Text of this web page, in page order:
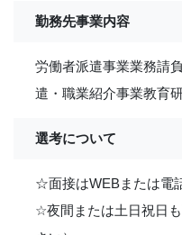
勤務先事業内容
労働者派遣事業業務請
遣・職業紹介事業教育
選考について
☆面接はWEBまたは電
☆夜間または土日祝日